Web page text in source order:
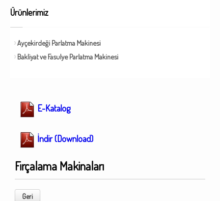
Ürünlerimiz
Ayçekirdeği Parlatma Makinesi
Bakliyat ve Fasulye Parlatma Makinesi
E-Katalog
İndir (Download)
Fırçalama Makinaları
Geri